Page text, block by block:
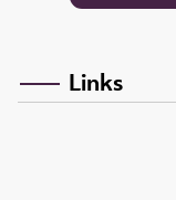
Links